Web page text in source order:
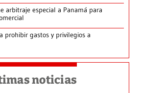
arbitraje especial a Panamá para
prohibir gastos y privilegios a
noticias